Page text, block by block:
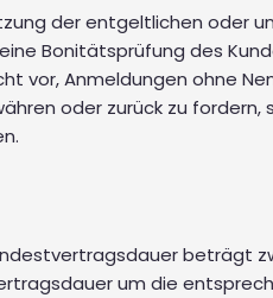
der entgeltlichen oder
Bonitätsprüfung des
vor, Anmeldungen ohne
oder zurück zu fordern,
beträgt
um die